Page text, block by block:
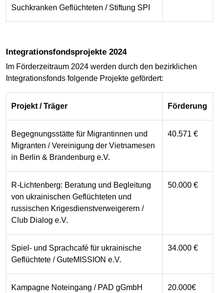
Suchkranken Geflüchteten / Stiftung SPI
Integrationsfondsprojekte 2024
Im Förderzeitraum 2024 werden durch den bezirklichen
Integrationsfonds folgende Projekte gefördert:
Projekt / Träger Förderung
Begegnungsstätte für Migrantinnen und
Migranten / Vereinigung der Vietnamesen
in Berlin & Brandenburg e.V.
40.571 €
R-Lichtenberg: Beratung und Begleitung
von ukrainischen Geflüchteten und
russischen Krigesdienstverweigerern /
Club Dialog e.V.
50.000 €
Spiel- und Sprachcafé für ukrainische
Geflüchtete / GuteMISSION e.V.
34.000 €
Kampagne Noteingang / PAD gGmbH 20.000€